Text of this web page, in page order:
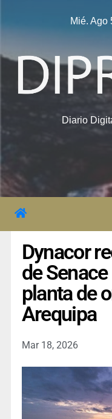
Mié. Ago
Diario
Dynacor
de
planta de
Arequipa
Mar 18, 2026